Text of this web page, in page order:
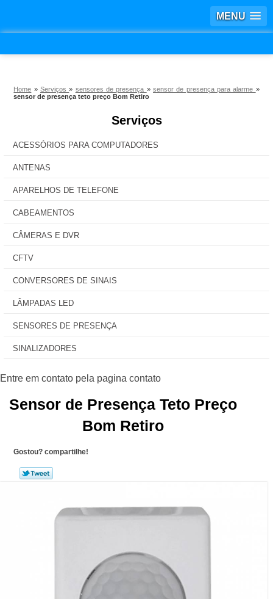
MENU
Home »Serviços» sensores de presença » sensor de presença para alarme »
sensor de presença teto preço Bom Retiro
Serviços
ACESSÓRIOS PARA COMPUTADORES
ANTENAS
APARELHOS DE TELEFONE
CABEAMENTOS
CÂMERAS E DVR
CFTV
CONVERSORES DE SINAIS
LÂMPADAS LED
SENSORES DE PRESENÇA
SINALIZADORES
Sensor de Presença Teto Preço
Bom Retiro
Gostou? compartilhe!